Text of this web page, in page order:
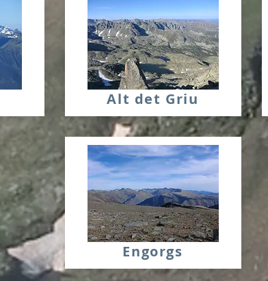
Alt det Griu
Engorgs